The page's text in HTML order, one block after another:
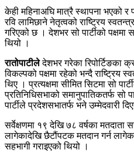
केही महिनाअघि मात्रै स्थापना भएको
रवि लामिछाने नेतृत्वको राष्ट्रिय
गरिएको छ । देशभर सो पार्टीको पक्षमा
थियो ।
रातोपाटीलेदेशभर गरेका
विकल्पको पक्षमा रहेको भन्दै राष्ट्रिय
थिए । प्रत्यक्षमा सीमित सिटमा सो
प्रतिनिधिसभाको समानुपातिकतर्फ
पार्टीले प्रदेशसभातर्फ भने उम्मेदवारी
सर्वेक्षणमा १९ देखि ७८ वर्षका मतदाता
लागेकादेखि छैटौंपटक मतदान गर्न
सहभागी गराइएको थियो ।